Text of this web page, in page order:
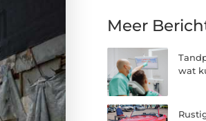
Meer
wat